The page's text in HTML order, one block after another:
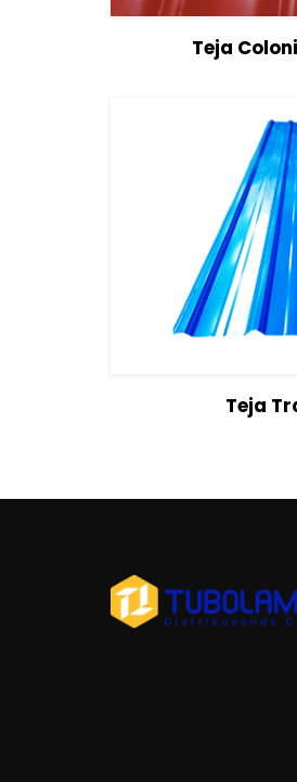
View Details
Teja
View Details
Teja